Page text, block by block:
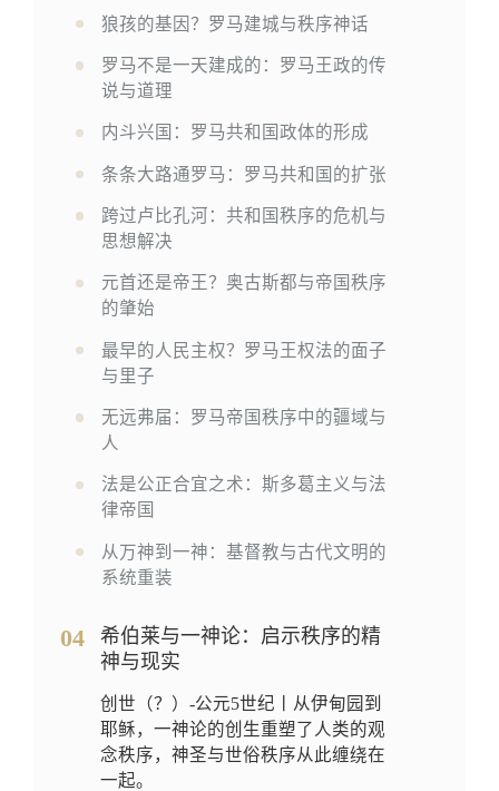
狼孩的基因？罗马建城与秩序神话
罗马不是一天建成的：罗马王政的传
说与道理
内斗兴国：罗马共和国政体的形成
条条大路通罗马：罗马共和国的扩张
跨过卢比孔河：共和国秩序的危机与
思想解决
元首还是帝王？奥古斯都与帝国秩序
的肇始
最早的人民主权？罗马王权法的面子
与里子
无远弗届：罗马帝国秩序中的疆域与
人
法是公正合宜之术：斯多葛主义与法
律帝国
从万神到一神：基督教与古代文明的
系统重装
04
希伯莱与一神论：启示秩序的精
神与现实
创世（？）-公元5世纪丨从伊甸园到
耶稣，一神论的创生重塑了人类的观
念秩序，神圣与世俗秩序从此缠绕在
一起。